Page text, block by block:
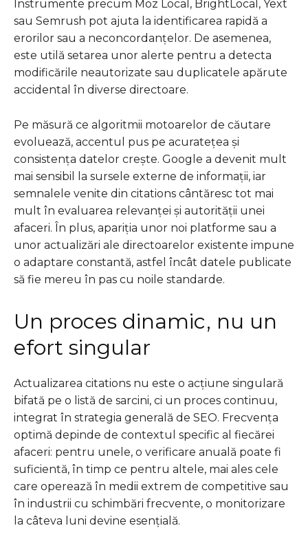
Instrumente precum Moz Local, BrightLocal, Yext
sau Semrush pot ajuta la identificarea rapidă a
erorilor sau a neconcordanțelor. De asemenea,
este utilă setarea unor alerte pentru a detecta
modificările neautorizate sau duplicatele apărute
accidental în diverse directoare.
Pe măsură ce algoritmii motoarelor de căutare
evoluează, accentul pus pe acuratețea și
consistența datelor crește. Google a devenit mult
mai sensibil la sursele externe de informații, iar
semnalele venite din citations cântăresc tot mai
mult în evaluarea relevanței și autorității unei
afaceri. În plus, apariția unor noi platforme sau a
unor actualizări ale directoarelor existente impune
o adaptare constantă, astfel încât datele publicate
să fie mereu în pas cu noile standarde.
Un proces dinamic, nu un
efort singular
Actualizarea citations nu este o acțiune singulară
bifată pe o listă de sarcini, ci un proces continuu,
integrat în strategia generală de SEO. Frecvența
optimă depinde de contextul specific al fiecărei
afaceri: pentru unele, o verificare anuală poate fi
suficientă, în timp ce pentru altele, mai ales cele
care operează în medii extrem de competitive sau
în industrii cu schimbări frecvente, o monitorizare
la câteva luni devine esențială.